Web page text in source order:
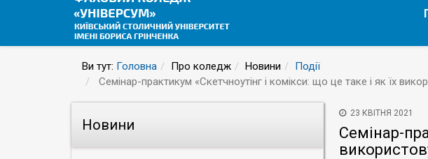
Ви тут: Головна Про коледж Новини
Події
Семінар-практикум «Скетчноутінг і комікси: що це таке і як їх
Новини
23 КВІТНЯ 2021
Семінар-